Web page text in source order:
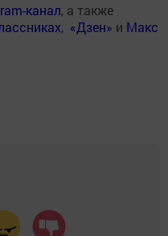
канал, а также
, «Дзен» и Макс